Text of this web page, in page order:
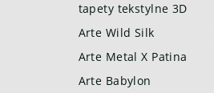
tapety tekstylne 3D
Arte Wild Silk
Arte Metal X Patina
Arte Babylon